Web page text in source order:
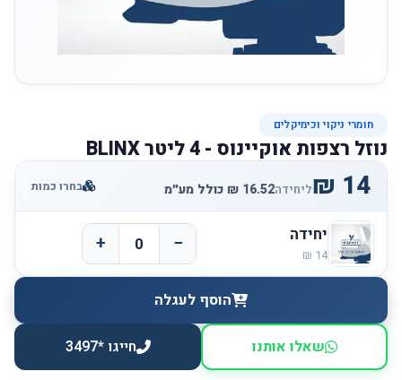
חומרי ניקוי וכימיקלים
נוזל רצפות אוקיינוס - 4 ליטר BLINX
ליחידה בחרו כמות
יחידה −
+
הוסף לעגלה
שאלו אותנו חייגו *3497